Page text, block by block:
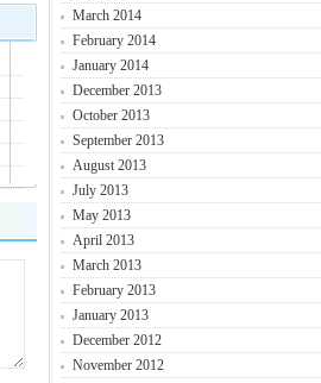
March 2014
February 2014
January 2014
December 2013
October 2013
September 2013
August 2013
July 2013
May 2013
April 2013
March 2013
February 2013
January 2013
December 2012
November 2012